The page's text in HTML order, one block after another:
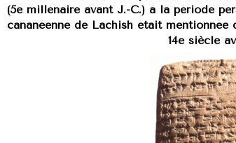
(5e millénaire avant J.-C.) à la période
cananéenne de Lachish était
14e siècle